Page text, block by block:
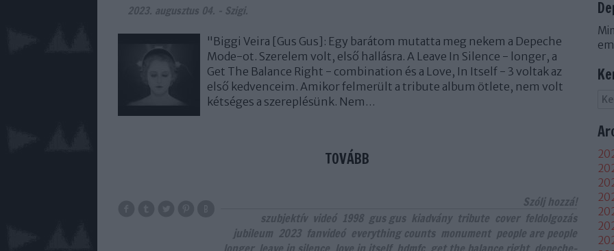
2023. augusztus 04. - Szigi.
"Biggi Veira [Gus Gus]: Egy barátom mutatta meg nekem a Depeche
Mode-ot. Szerelem volt, első hallásra. A Leave In Silence - longer, a
Get The Balance Right - combination és a Love, In Itself - 3 voltak az
első kedvenceim. Amikor felmerült a tribute album ötlete, nem volt
kétséges a szereplésünk. Nem…
TOVÁBB
Szólj hozzá!
szubjektív videó 1998 gus gus kiadvány tribute cover feldolgozás
jubileum 2023 fanvideó everything counts monument people are people